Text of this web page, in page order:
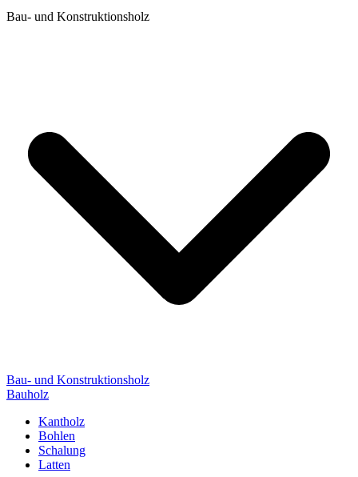
Bau- und Konstruktionsholz
Bau- und Konstruktionsholz
Bauholz
Kantholz
Bohlen
Schalung
Latten